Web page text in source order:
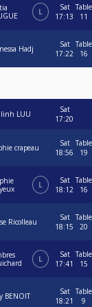
L
Sat
17:13
Table
11
Hadj
Sat
17:22
Table
16
linh LUU
Sat
17:20
crapeau
Sat
18:56
Table
19
L
Sat
18:12
Table
16
Ricolleau
Sat
18:15
Table
20
L
Sat
17:41
Table
15
BENOIT
Sat
18:21
Table
9